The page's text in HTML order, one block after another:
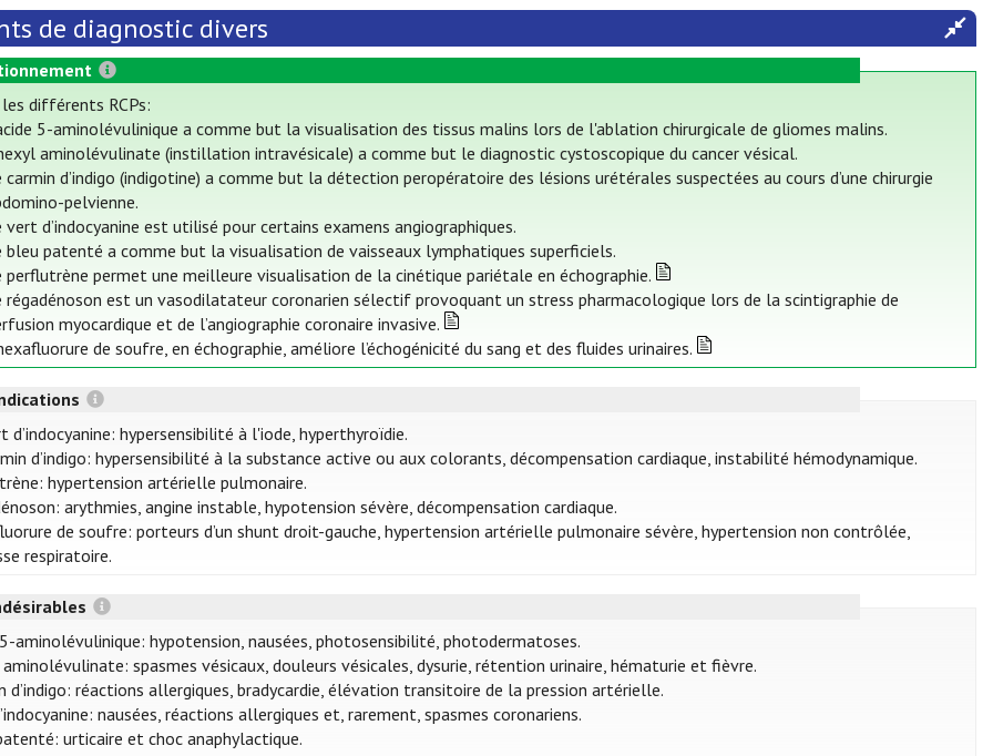
de diagnostic divers
différents RCPs:
5-aminolévulinique a comme but la visualisation des tissus malins lors de l'ablation chirurgicale de gliomes malins.
aminolévulinate (instillation intravésicale) a comme but le diagnostic cystoscopique du cancer vésical.
carmin d’indigo (indigotine) a comme but la détection peropératoire des lésions urétérales suspectées au cours d’une chirurgie
pelvienne.
vert d’indocyanine est utilisé pour certains examens angiographiques.
bleu patenté a comme but la visualisation de vaisseaux lymphatiques superficiels.
perflutrène permet une meilleure visualisation de la cinétique pariétale en échographie.
régadénoson est un vasodilatateur coronarien sélectif provoquant un stress pharmacologique lors de la scintigraphie de
myocardique et de l’angiographie coronaire invasive.
de soufre, en échographie, améliore l’échogénicité du sang et des fluides urinaires.
d’indocyanine: hypersensibilité à l'iode, hyperthyroïdie.
d’indigo: hypersensibilité à la substance active ou aux colorants, décompensation cardiaque, instabilité hémodynamique.
hypertension artérielle pulmonaire.
arythmies, angine instable, hypotension sévère, décompensation cardiaque.
de soufre: porteurs d’un shunt droit-gauche, hypertension artérielle pulmonaire sévère, hypertension non contrôlée,
respiratoire.
aminolévulinique: hypotension, nausées, photosensibilité, photodermatoses.
spasmes vésicaux, douleurs vésicales, dysurie, rétention urinaire, hématurie et fièvre.
d’indigo: réactions allergiques, bradycardie, élévation transitoire de la pression artérielle.
nausées, réactions allergiques et, rarement, spasmes coronariens.
urticaire et choc anaphylactique.